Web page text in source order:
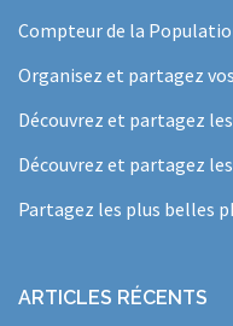
Compteur de la
Organisez et partagez
Découvrez et partagez
Découvrez et partagez
Partagez les plus belles
ARTICLES RÉCENTS